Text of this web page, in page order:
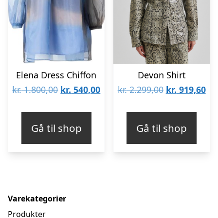
Elena Dress Chiffon
kr.1.800,00 Den
var:
kr. 1.800,00.
kr. 540,00Den
kr. 540,00.
Gå til shop
Devon Shirt
kr.2.299,00 Den
var:
kr. 2.299,00.
kr. 919,60
kr.
Gå til shop
Varekategorier
Produkter